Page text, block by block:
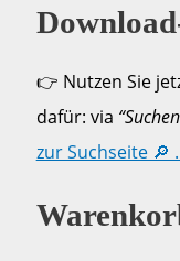
👉 Nutzen Sie
dafür: via
zur Suchseite 🔎